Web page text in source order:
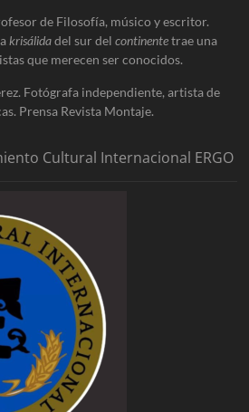
de Filosofía, músico y escritor.
krisálidadel sur delcontinentetrae una
que merecen ser conocidos.
Fotógrafa independiente, artista de
Prensa Revista Montaje.
Cultural Internacional ERGO